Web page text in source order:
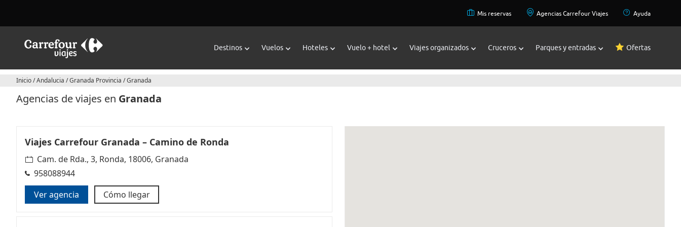
Mis reservas Agencias Carrefour Viajes Ayuda
Destinos Vuelos Hoteles Vuelo + hotel Viajes organizados Cruceros Parques y entradas Ofertas
Inicio/Andalucia /Granada Provincia /Granada
Agencias de viajes en Granada
Viajes Carrefour Granada – Camino de Ronda
Cam. de Rda., 3, Ronda, 18006, Granada
958088944
Ver agencia
Cómo llegar